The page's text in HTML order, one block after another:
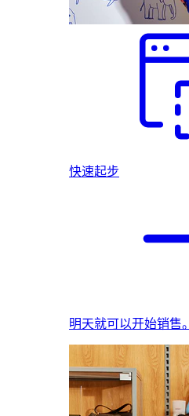
快速起步
明天就可以开始销售。